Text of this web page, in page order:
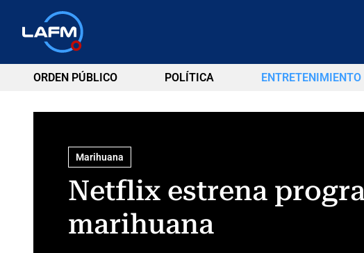
ORDEN PÚBLICO POLÍTICA ENTRETENIMIENTO
Marihuana
Netflix estrena
marihuana